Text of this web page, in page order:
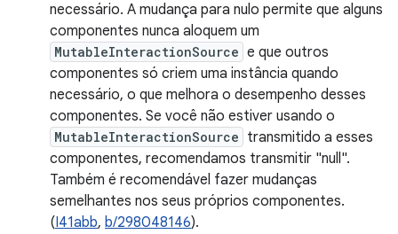
necessário. A mudança para nulo permite que alguns
componentes nunca aloquem um
MutableInteractionSource e que outros
componentes só criem uma instância quando
necessário, o que melhora o desempenho desses
componentes. Se você não estiver usando o
MutableInteractionSource transmitido a esses
componentes, recomendamos transmitir "null".
Também é recomendável fazer mudanças
semelhantes nos seus próprios componentes.
(I41abb, b/298048146).